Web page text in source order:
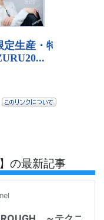
の最新記事